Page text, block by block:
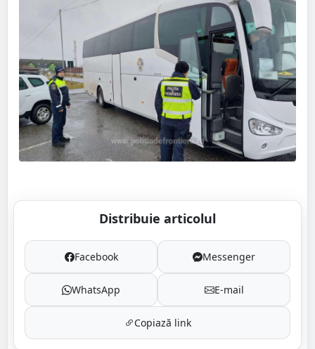
Distribuie articolul
Facebook Messenger
WhatsApp E-mail
Copiază link